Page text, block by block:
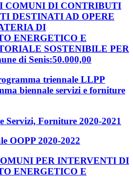
COMUNI DI CONTRIBUTI
DESTINATI AD OPERE
DI
ENERGETICO E
SOSTENIBILE PER
di Senis:50.000,00
triennale LLPP
biennale servizi e forniture
Servizi, Forniture 2020-2021
OOPP 2020-2022
PER INTERVENTI DI
ENERGETICO E